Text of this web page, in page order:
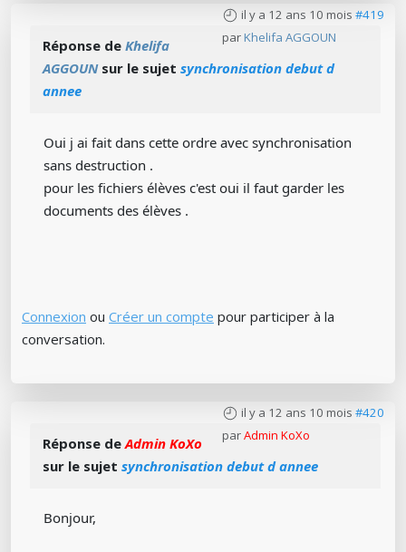
il y a 12 ans 10 mois #419
par Khelifa AGGOUN
Réponse de Khelifa
AGGOUNsur le sujet synchronisation debut d
annee
Oui j ai fait dans cette ordre avec synchronisation
sans destruction .
pour les fichiers élèves c'est oui il faut garder les
documents des élèves .
Connexion ou Créer un compte pour participer à la
conversation.
il y a 12 ans 10 mois #420
parAdmin KoXo
Réponse deAdmin KoXo
sur le sujet synchronisation debut d annee
Bonjour,